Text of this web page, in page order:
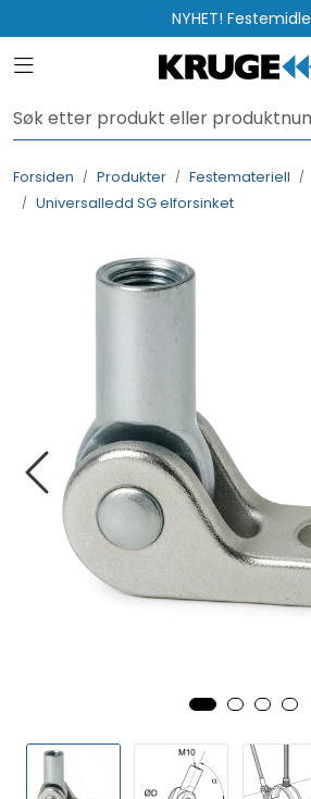
Skip to main contentNYHET!
Toggle navigation
Forsiden Produkter Festemateriell
Universalledd SG elforsinket
Rådgivning
Nyttige verktøy